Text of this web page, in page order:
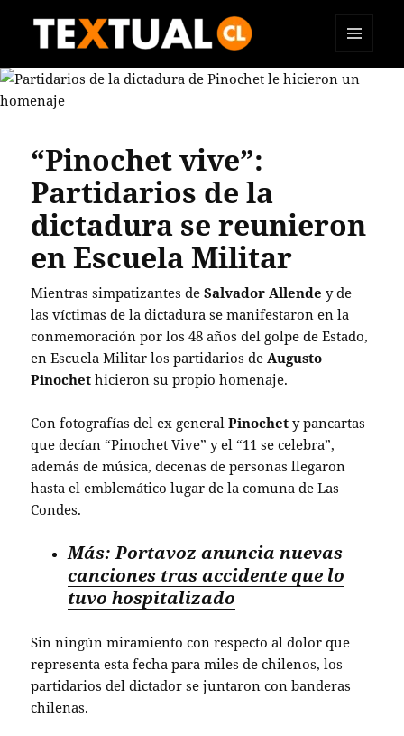
TEXTUAL
Y
“Pinochet vive”:
Partidarios de la
dictadura se reunieron
en Escuela Militar
Mientras simpatizantes deSalvador Allende y de
las víctimas de la dictadura se manifestaron en la
conmemoración por los 48 años del golpe de Estado,
en Escuela Militar los partidarios deAugusto
Pinochet hicieron su propio homenaje.
Con fotografías del ex generalPinochet y pancartas
que decían “Pinochet Vive” y el “11 se celebra”,
además de música, decenas de personas llegaron
hasta el emblemático lugar de la comuna de Las
Condes.
Más:Portavoz anuncia nuevas
canciones tras accidente que lo
tuvo hospitalizado
Sin ningún miramiento con respecto al dolor que
representa esta fecha para miles de chilenos, los
partidarios del dictador se juntaron con banderas
chilenas.